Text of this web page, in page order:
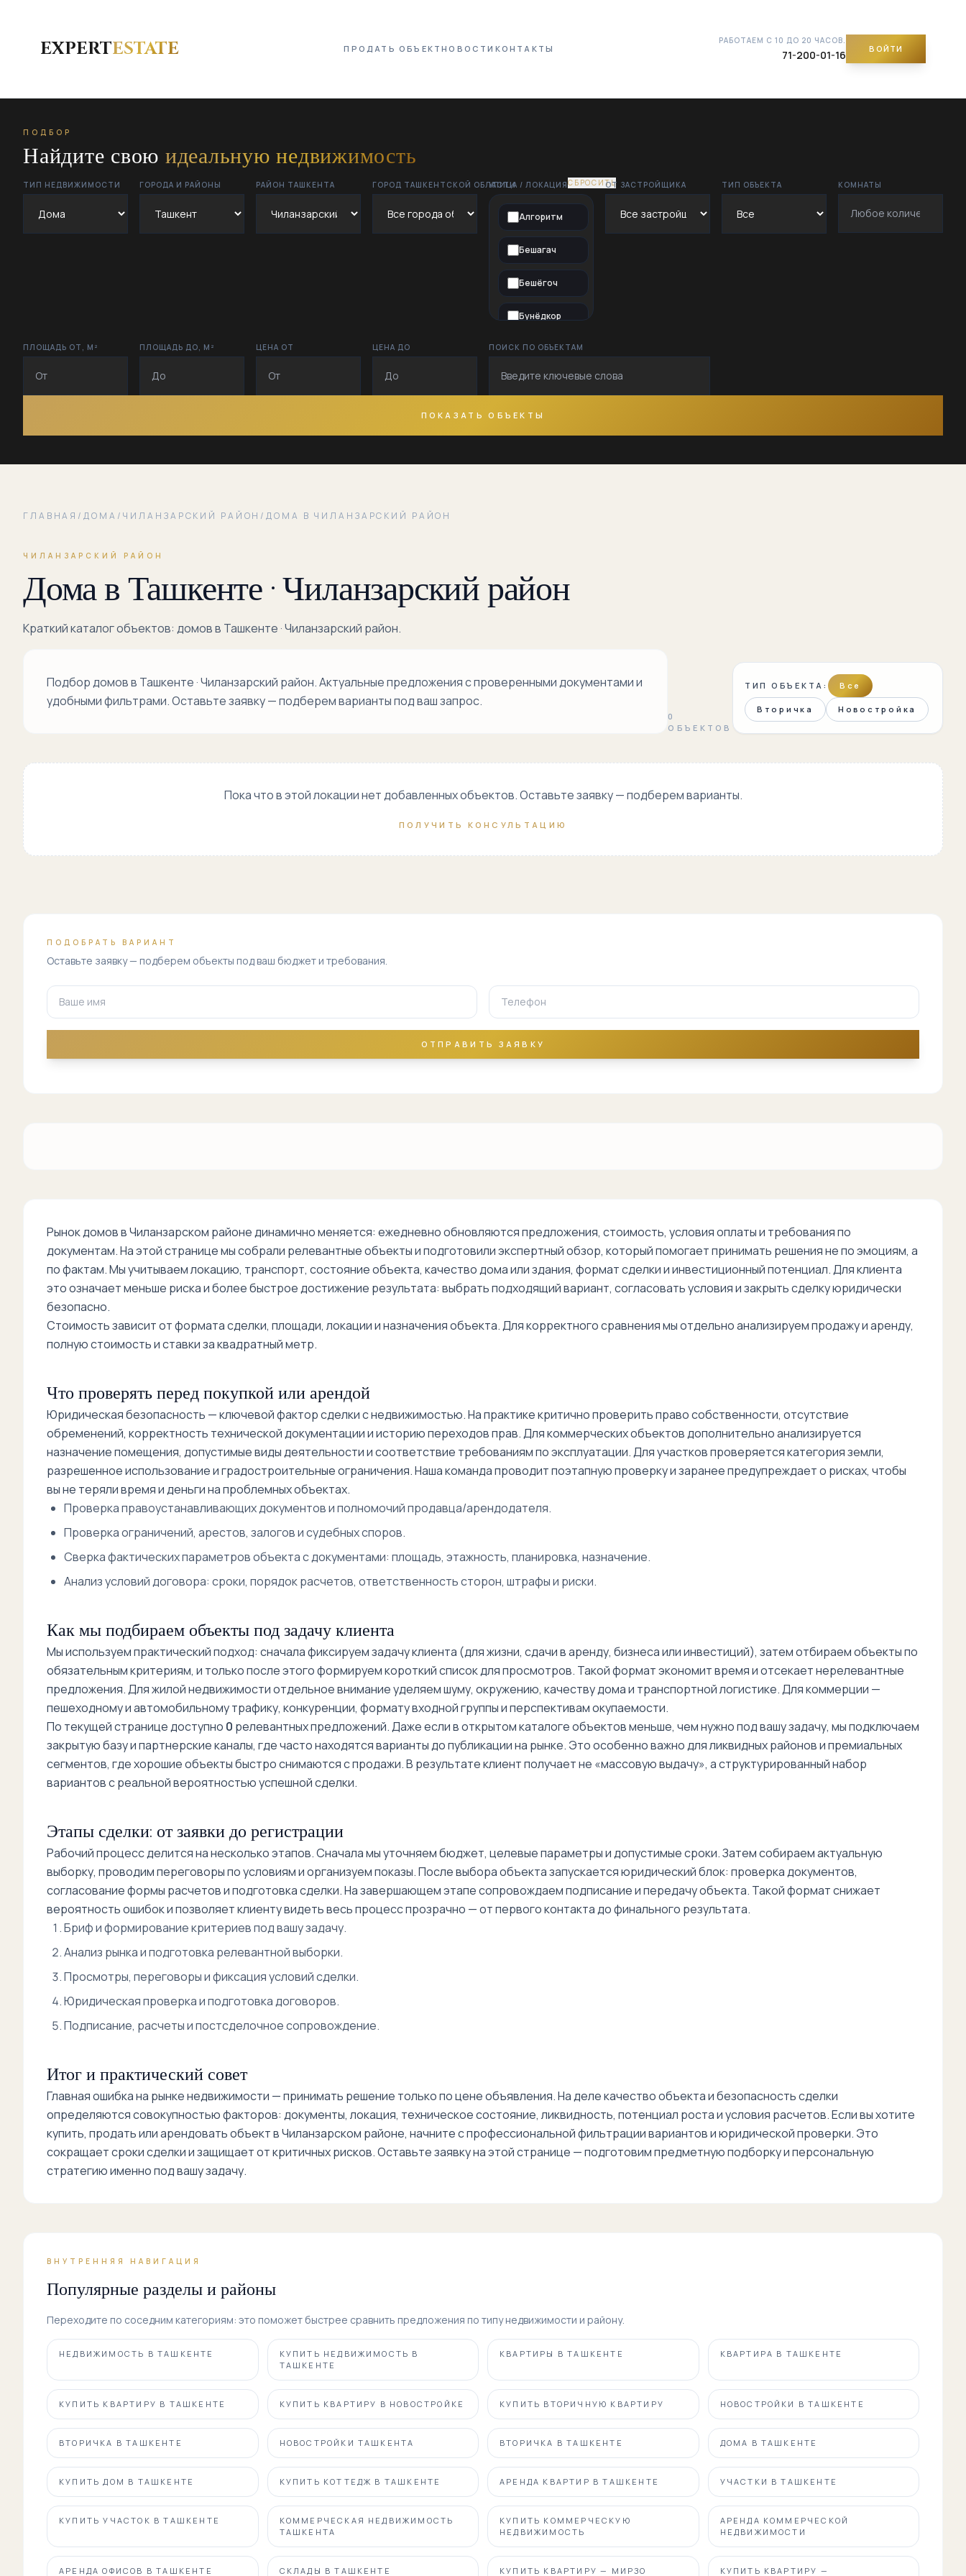
EXPERTESTATE ПРОДАТЬ ОБЪЕКТНОВОСТИ КОНТАКТЫ
РАБОТАЕМ С 10 ДО 20 ЧАСОВ.
71-200-01-16 ВОЙТИ
ПОДБОР
Найдите свою идеальную недвижимость
ТИП НЕДВИЖИМОСТИ ГОРОДА И РАЙОНЫ РАЙОН ТАШКЕНТА ГОРОД ТАШКЕНТСКОЙ ОБЛАСТИУЛИЦА / ЛОКАЦИЯСБРОСИТЬ
Алгоритм
Бешагач
Бешёгоч
Бунёдкор
Гавхар
Гулистон
Дийдор
Катартал
Улугбек
Метро Новза
Пионерская
Фархадская
Чиланзар-5
Чиланзар-6
Чиланзар-10
Чиланзар-11
Чиланзар-13
Чиланзар-15
Чиланзар-17
Чиланзар-18
Чиланзар-19
Чопонота
Чиланзар
Алмазар
метро
ОТ ЗАСТРОЙЩИКА ТИП ОБЪЕКТА КОМНАТЫ
ПЛОЩАДЬ ОТ, М² ПЛОЩАДЬ ДО, М² ЦЕНА ОТ ЦЕНА ДО ПОИСК ПО ОБЪЕКТАМ
ПОКАЗАТЬ ОБЪЕКТЫ
ГЛАВНАЯ /ДОМА / ЧИЛАНЗАРСКИЙ РАЙОН /ДОМА В ЧИЛАНЗАРСКИЙ РАЙОН
ЧИЛАНЗАРСКИЙ РАЙОН
Дома в Ташкенте · Чиланзарский район
Краткий каталог объектов: домов в Ташкенте · Чиланзарский район.
Подбор домов в Ташкенте · Чиланзарский район. Актуальные предложения с проверенными документами и
удобными фильтрами. Оставьте заявку — подберем варианты под ваш запрос.
0
ОБЪЕКТОВ
ТИП ОБЪЕКТА: Все
Вторичка Новостройка
Пока что в этой локации нет добавленных объектов. Оставьте заявку — подберем варианты.
ПОЛУЧИТЬ КОНСУЛЬТАЦИЮ
ПОДОБРАТЬ ВАРИАНТ
Оставьте заявку — подберем объекты под ваш бюджет и требования.
ОТПРАВИТЬ ЗАЯВКУ
Рынок домов в Чиланзарском районе динамично меняется: ежедневно обновляются предложения, стоимость, условия оплаты и требования по
документам. На этой странице мы собрали релевантные объекты и подготовили экспертный обзор, который помогает принимать решения не по эмоциям, а
по фактам. Мы учитываем локацию, транспорт, состояние объекта, качество дома или здания, формат сделки и инвестиционный потенциал. Для клиента
это означает меньше риска и более быстрое достижение результата: выбрать подходящий вариант, согласовать условия и закрыть сделку юридически
безопасно.
Стоимость зависит от формата сделки, площади, локации и назначения объекта. Для корректного сравнения мы отдельно анализируем продажу и аренду,
полную стоимость и ставки за квадратный метр.
Что проверять перед покупкой или арендой
Юридическая безопасность — ключевой фактор сделки с недвижимостью. На практике критично проверить право собственности, отсутствие
обременений, корректность технической документации и историю переходов прав. Для коммерческих объектов дополнительно анализируется
назначение помещения, допустимые виды деятельности и соответствие требованиям по эксплуатации. Для участков проверяется категория земли,
разрешенное использование и градостроительные ограничения. Наша команда проводит поэтапную проверку и заранее предупреждает о рисках, чтобы
вы не теряли время и деньги на проблемных объектах.
Проверка правоустанавливающих документов и полномочий продавца/арендодателя.
Проверка ограничений, арестов, залогов и судебных споров.
Сверка фактических параметров объекта с документами: площадь, этажность, планировка, назначение.
Анализ условий договора: сроки, порядок расчетов, ответственность сторон, штрафы и риски.
Как мы подбираем объекты под задачу клиента
Мы используем практический подход: сначала фиксируем задачу клиента (для жизни, сдачи в аренду, бизнеса или инвестиций), затем отбираем объекты по
обязательным критериям, и только после этого формируем короткий список для просмотров. Такой формат экономит время и отсекает нерелевантные
предложения. Для жилой недвижимости отдельное внимание уделяем шуму, окружению, качеству дома и транспортной логистике. Для коммерции —
пешеходному и автомобильному трафику, конкуренции, формату входной группы и перспективам окупаемости.
По текущей странице доступно 0 релевантных предложений. Даже если в открытом каталоге объектов меньше, чем нужно под вашу задачу, мы подключаем
закрытую базу и партнерские каналы, где часто находятся варианты до публикации на рынке. Это особенно важно для ликвидных районов и премиальных
сегментов, где хорошие объекты быстро снимаются с продажи. В результате клиент получает не «массовую выдачу», а структурированный набор
вариантов с реальной вероятностью успешной сделки.
Этапы сделки: от заявки до регистрации
Рабочий процесс делится на несколько этапов. Сначала мы уточняем бюджет, целевые параметры и допустимые сроки. Затем собираем актуальную
выборку, проводим переговоры по условиям и организуем показы. После выбора объекта запускается юридический блок: проверка документов,
согласование формы расчетов и подготовка сделки. На завершающем этапе сопровождаем подписание и передачу объекта. Такой формат снижает
вероятность ошибок и позволяет клиенту видеть весь процесс прозрачно — от первого контакта до финального результата.
Бриф и формирование критериев под вашу задачу.
Анализ рынка и подготовка релевантной выборки.
Просмотры, переговоры и фиксация условий сделки.
Юридическая проверка и подготовка договоров.
Подписание, расчеты и постсделочное сопровождение.
Итог и практический совет
Главная ошибка на рынке недвижимости — принимать решение только по цене объявления. На деле качество объекта и безопасность сделки
определяются совокупностью факторов: документы, локация, техническое состояние, ликвидность, потенциал роста и условия расчетов. Если вы хотите
купить, продать или арендовать объект в Чиланзарском районе, начните с профессиональной фильтрации вариантов и юридической проверки. Это
сокращает сроки сделки и защищает от критичных рисков. Оставьте заявку на этой странице — подготовим предметную подборку и персональную
стратегию именно под вашу задачу.
ВНУТРЕННЯЯ НАВИГАЦИЯ
Популярные разделы и районы
Переходите по соседним категориям: это поможет быстрее сравнить предложения по типу недвижимости и району.
НЕДВИЖИМОСТЬ В ТАШКЕНТЕ
КУПИТЬ НЕДВИЖИМОСТЬ В
ТАШКЕНТЕ
КВАРТИРЫ В ТАШКЕНТЕ КВАРТИРА В ТАШКЕНТЕ
КУПИТЬ КВАРТИРУ В ТАШКЕНТЕ КУПИТЬ КВАРТИРУ В НОВОСТРОЙКЕ КУПИТЬ ВТОРИЧНУЮ КВАРТИРУ НОВОСТРОЙКИ В ТАШКЕНТЕ
ВТОРИЧКА В ТАШКЕНТЕ НОВОСТРОЙКИ ТАШКЕНТА ВТОРИЧКА В ТАШКЕНТЕ ДОМА В ТАШКЕНТЕ
КУПИТЬ ДОМ В ТАШКЕНТЕ КУПИТЬ КОТТЕДЖ В ТАШКЕНТЕ АРЕНДА КВАРТИР В ТАШКЕНТЕ УЧАСТКИ В ТАШКЕНТЕ
КУПИТЬ УЧАСТОК В ТАШКЕНТЕ
КОММЕРЧЕСКАЯ НЕДВИЖИМОСТЬ
ТАШКЕНТА
КУПИТЬ КОММЕРЧЕСКУЮ
НЕДВИЖИМОСТЬ
АРЕНДА КОММЕРЧЕСКОЙ
НЕДВИЖИМОСТИ
АРЕНДА ОФИСОВ В ТАШКЕНТЕ СКЛАДЫ В ТАШКЕНТЕ КУПИТЬ КВАРТИРУ — МИРЗО КУПИТЬ КВАРТИРУ —